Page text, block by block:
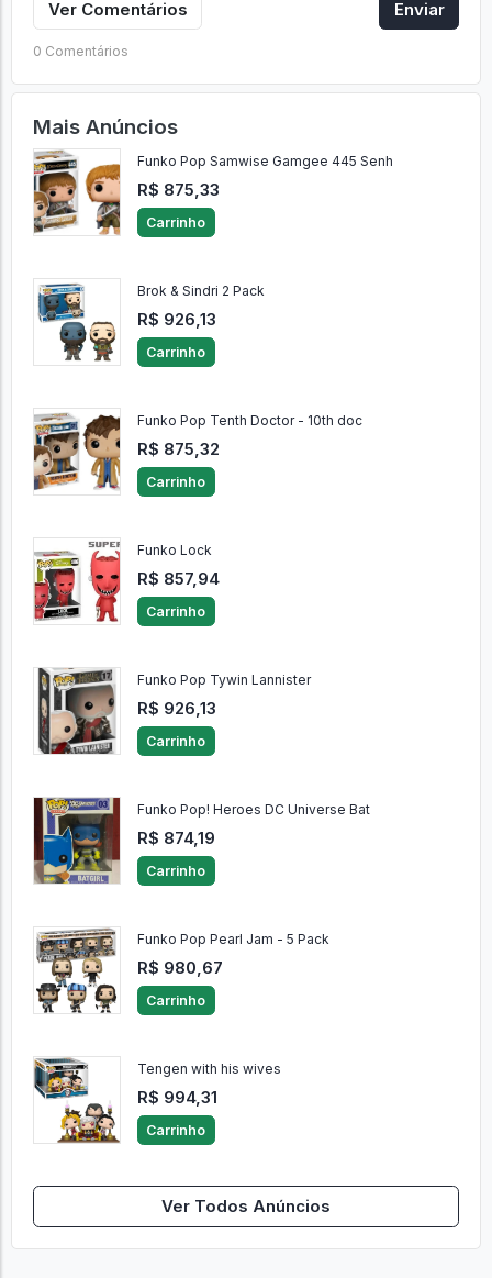
Ver Comentários Enviar
0 Comentários
Mais Anúncios
Funko Pop Samwise Gamgee 445 Senh
R$ 875,33
Carrinho
Brok & Sindri 2 Pack
R$ 926,13
Carrinho
Funko Pop Tenth Doctor - 10th doc
R$ 875,32
Carrinho
Funko Lock
R$ 857,94
Carrinho
Funko Pop Tywin Lannister
R$ 926,13
Carrinho
Funko Pop! Heroes DC Universe Bat
R$ 874,19
Carrinho
Funko Pop Pearl Jam - 5 Pack
R$ 980,67
Carrinho
Tengen with his wives
R$ 994,31
Carrinho
Ver Todos Anúncios